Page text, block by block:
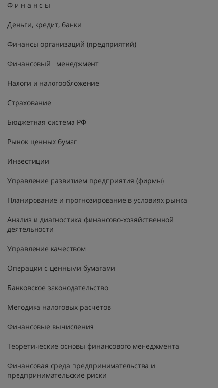
Ф и н а н с ы
Деньги, кредит, банки
Финансы организаций (предприятий)
Финансовый менеджмент
Налоги и налогообложение
Страхование
Бюджетная система РФ
Рынок ценных бумаг
Инвестиции
Управление развитием предприятия (фирмы)
Планирование и прогнозирование в условиях рынка
Анализ и диагностика финансово-хозяйственной
деятельности
Управление качеством
Операции с ценными бумагами
Банковское законодательство
Методика налоговых расчетов
Финансовые вычисления
Теоретические основы финансового менеджмента
Финансовая среда предпринимательства и
предпринимательские риски